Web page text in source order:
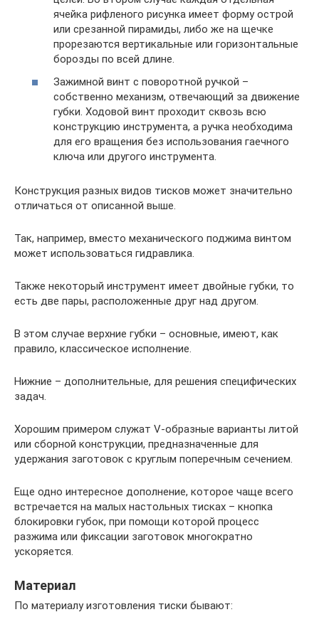
ячейка рифленого рисунка имеет форму острой
или срезанной пирамиды, либо же на щечке
прорезаются вертикальные или горизонтальные
борозды по всей длине.
Зажимной винт с поворотной ручкой –
собственно механизм, отвечающий за движение
губки. Ходовой винт проходит сквозь всю
конструкцию инструмента, а ручка необходима
для его вращения без использования гаечного
ключа или другого инструмента.
Конструкция разных видов тисков может значительно
отличаться от описанной выше.
Так, например, вместо механического поджима винтом
может использоваться гидравлика.
Также некоторый инструмент имеет двойные губки, то
есть две пары, расположенные друг над другом.
В этом случае верхние губки – основные, имеют, как
правило, классическое исполнение.
Нижние – дополнительные, для решения специфических
задач.
Хорошим примером служат V-образные варианты литой
или сборной конструкции, предназначенные для
удержания заготовок с круглым поперечным сечением.
Еще одно интересное дополнение, которое чаще всего
встречается на малых настольных тисках – кнопка
блокировки губок, при помощи которой процесс
разжима или фиксации заготовок многократно
ускоряется.
Материал
По материалу изготовления тиски бывают: